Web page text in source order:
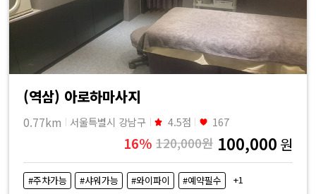
(역삼) 아로하마사지
0.77km 서울특별시 강남구 4.5점 167
16% 120,000원 100,000 원
#주차가능 #샤워가능 #와이파이 #예약필수 +1